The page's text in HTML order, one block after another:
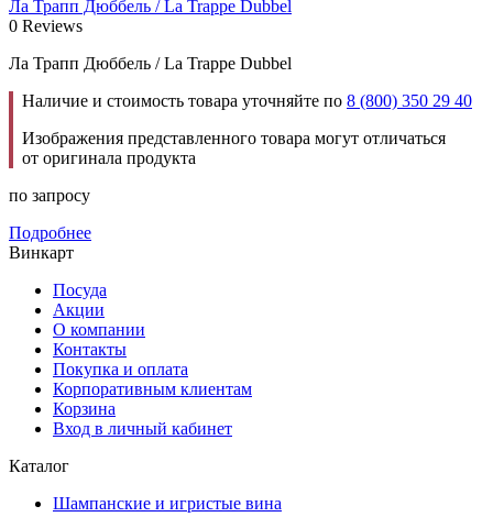
Ла Трапп Дюббель / La Trappe Dubbel
0 Reviews
Ла Трапп Дюббель / La Trappe Dubbel
Наличие и стоимость товара уточняйте по 8 (800) 350 29 40
Изображения представленного товара могут отличаться
от оригинала продукта
по запросу
Подробнее
Винкарт
Посуда
Акции
О компании
Контакты
Покупка и оплата
Корпоративным клиентам
Корзина
Вход в личный кабинет
Каталог
Шампанские и игристые вина